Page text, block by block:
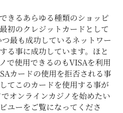
きるあらゆる種類のショッピ
初のクレジットカードとして
最も成功しているネットワー
る事に成功しています。ほと
で使用できるのもVISAを利用
カードの使用を拒否される事
てこのカードを使用する事が
オンラインカジノを始めたい
ユーをご覧になってくださ